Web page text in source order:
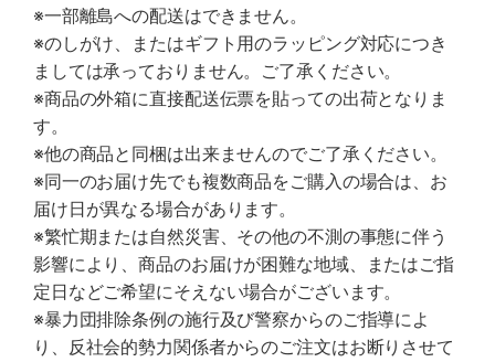
※一部離島への配送はできません。
※のしがけ、またはギフト用のラッピング対応につき
ましては承っておりません。ご了承ください。
※商品の外箱に直接配送伝票を貼っての出荷となりま
す。
※他の商品と同梱は出来ませんのでご了承ください。
※同一のお届け先でも複数商品をご購入の場合は、お
届け日が異なる場合があります。
※繁忙期または自然災害、その他の不測の事態に伴う
影響により、商品のお届けが困難な地域、またはご指
定日などご希望にそえない場合がございます。
※暴力団排除条例の施行及び警察からのご指導によ
り、反社会的勢力関係者からのご注文はお断りさせて